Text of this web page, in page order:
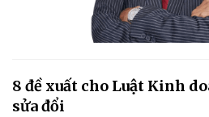
8 đề xuất cho Luật Kinh
sửa đổi